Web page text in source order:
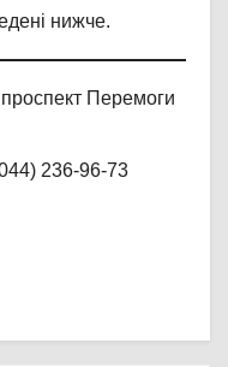
нижче.
Перемоги
236-96-73